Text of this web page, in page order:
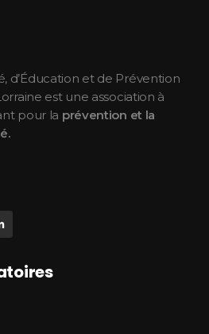
d’Éducation et de Prévention
est une association à
pour la prévention et la